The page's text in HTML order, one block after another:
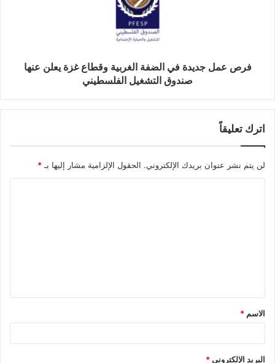
فرص عمل جديدة في الضفة الغربية وقطاع غزة يعلن عنها
صندوق التشغيل الفلسطيني
اترك تعليقاً
لن يتم نشر عنوان بريدك الإلكتروني. الحقول الإلزامية مشار إليها بـ*
الاسم *
البريد الإلكتروني*